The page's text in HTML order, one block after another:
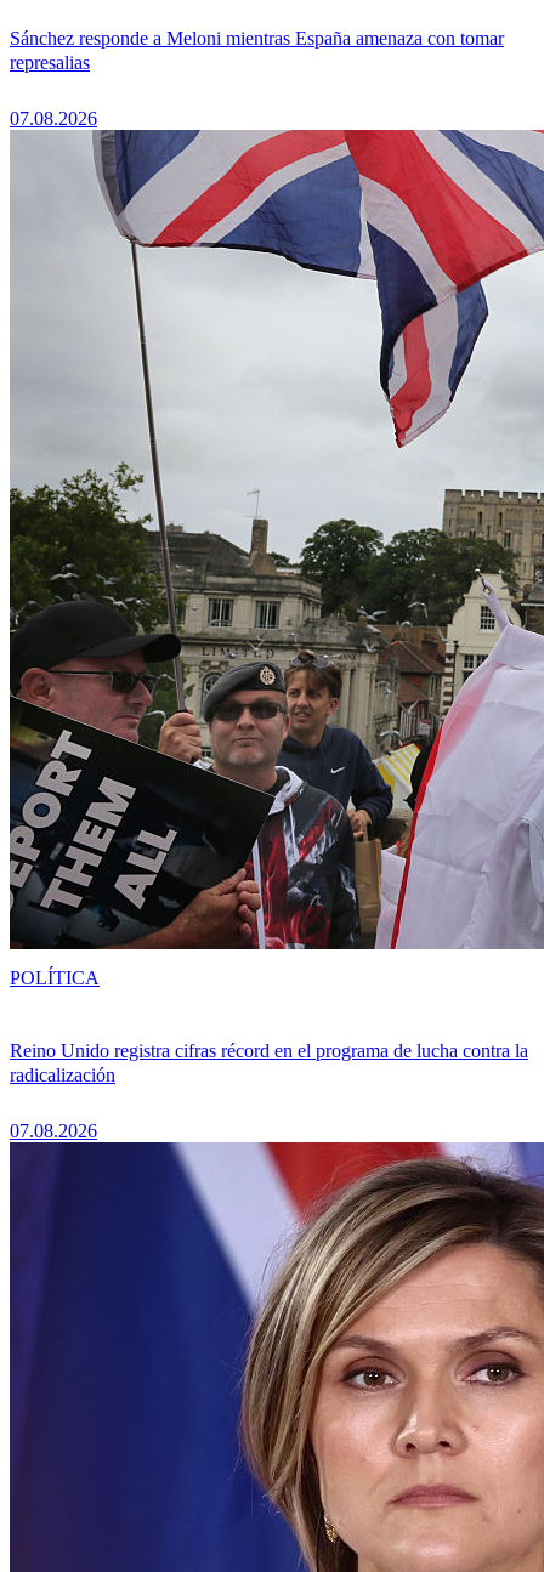
Sánchez responde a Meloni mientras España amenaza con tomar
represalias
07.08.2026
Reino Unido registra cifras récord en el programa de lucha contra la
radicalización
07.08.2026
POLÍTICA